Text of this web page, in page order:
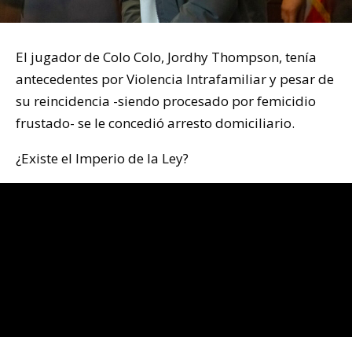
El jugador de Colo Colo, Jordhy Thompson, tenía
antecedentes por Violencia Intrafamiliar y pesar de
su reincidencia -siendo procesado por femicidio
frustado- se le concedió arresto domiciliario.
¿Existe el Imperio de la Ley?